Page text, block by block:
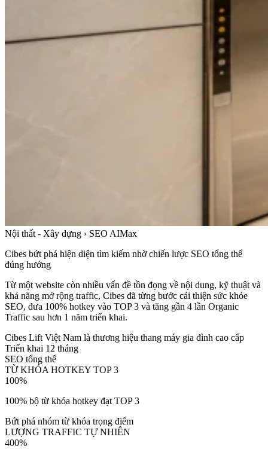
Nội thất - Xây dựng › SEO AIMax
Cibes bứt phá hiện diện tìm kiếm nhờ chiến lược SEO tổng thể
đúng hướng
Từ một website còn nhiều vấn đề tồn đọng về nội dung, kỹ thuật và
khả năng mở rộng traffic, Cibes đã từng bước cải thiện sức khỏe
SEO, đưa 100% hotkey vào TOP 3 và tăng gần 4 lần Organic
Traffic sau hơn 1 năm triển khai.
Cibes Lift Việt Nam là thương hiệu thang máy gia đình cao cấp
Triển khai 12 tháng
SEO tổng thể
TỪ KHÓA HOTKEY TOP 3
100%
100% bộ từ khóa hotkey đạt TOP 3
Bứt phá nhóm từ khóa trọng điểm
LƯỢNG TRAFFIC TỰ NHIÊN
400%